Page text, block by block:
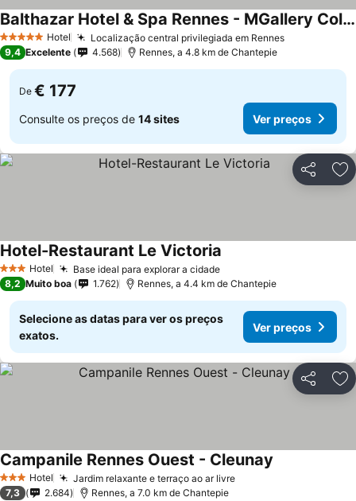
5 Estrelas Hotel Localização central privilegiada em Rennes
Balthazar Hotel & Spa Rennes - MGallery Collection
9,4 Excelente 4.568 Rennes, a 4.8 km de Chantepie
De € 177
Consulte os preços de 14 sites Ver preços
Partilhar
3 EstrelasHotel Base ideal para explorar a cidade
Hotel-Restaurant Le Victoria
8,2 Muito boa 1.762 Rennes, a 4.4 km de Chantepie
Selecione as datas para ver os preços
exatos.
Ver preços
Partilhar
3 EstrelasHotel Jardim relaxante e terraço ao ar livre
Campanile Rennes Ouest - Cleunay
7,3 2.684 Rennes, a 7.0 km de Chantepie